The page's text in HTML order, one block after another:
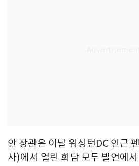
안 장관은 이날 워싱턴DC 인근
사)에서 열린 회담 모두 발언에